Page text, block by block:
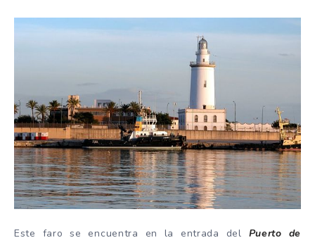
Este faro se encuentra en la entrada del Puerto de